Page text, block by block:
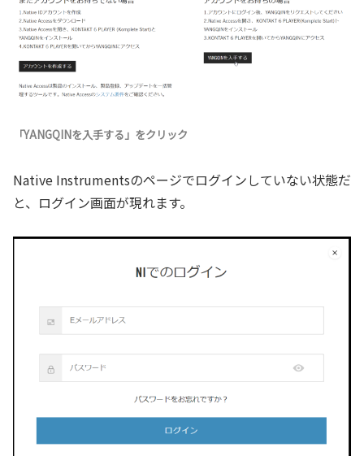
「YANGQINを入手する」をクリック
Native Instrumentsのページでログインしていない状態だ
と、ログイン画面が現れます。